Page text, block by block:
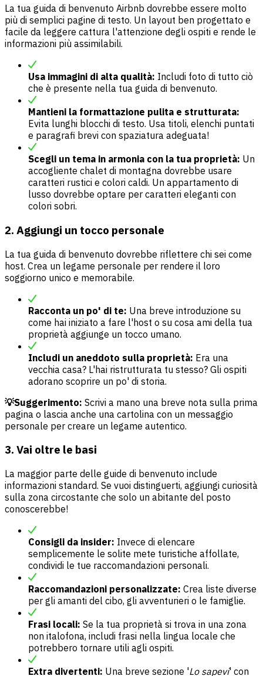
La tua guida di benvenuto Airbnb dovrebbe essere molto
più di semplici pagine di testo. Un layout ben progettato e
facile da leggere cattura l'attenzione degli ospiti e rende le
informazioni più assimilabili.
Usa immagini di alta qualità: Includi foto di tutto ciò
che è presente nella tua guida di benvenuto.
Mantieni la formattazione pulita e strutturata:
Evita lunghi blocchi di testo. Usa titoli, elenchi puntati
e paragrafi brevi con spaziatura adeguata!
Scegli un tema in armonia con la tua proprietà: Un
accogliente chalet di montagna dovrebbe usare
caratteri rustici e colori caldi. Un appartamento di
lusso dovrebbe optare per caratteri eleganti con
colori sobri.
2. Aggiungi un tocco personale
La tua guida di benvenuto dovrebbe riflettere chi sei come
host. Crea un legame personale per rendere il loro
soggiorno unico e memorabile.
Racconta un po' di te: Una breve introduzione su
come hai iniziato a fare l'host o su cosa ami della tua
proprietà aggiunge un tocco umano.
Includi un aneddoto sulla proprietà: Era una
vecchia casa? L'hai ristrutturata tu stesso? Gli ospiti
adorano scoprire un po' di storia.
💡Suggerimento: Scrivi a mano una breve nota sulla prima
pagina o lascia anche una cartolina con un messaggio
personale per creare un legame autentico.
3. Vai oltre le basi
La maggior parte delle guide di benvenuto include
informazioni standard. Se vuoi distinguerti, aggiungi curiosità
sulla zona circostante che solo un abitante del posto
conoscerebbe!
Consigli da insider: Invece di elencare
semplicemente le solite mete turistiche affollate,
condividi le tue raccomandazioni personali.
Raccomandazioni personalizzate: Crea liste diverse
per gli amanti del cibo, gli avventurieri o le famiglie.
Frasi locali: Se la tua proprietà si trova in una zona
non italofona, includi frasi nella lingua locale che
potrebbero tornare utili agli ospiti.
Extra divertenti: Una breve sezione 'Lo sapevi' con